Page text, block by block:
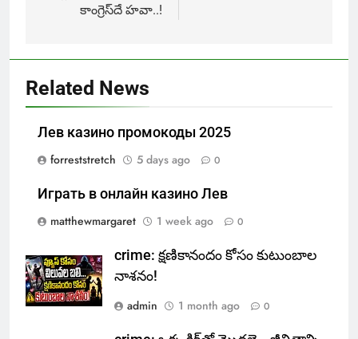
కాంగ్రెస్‌దే హవా..!
Related News
Лев казино промокоды 2025
forreststretch
5 days ago 0
Играть в онлайн казино Лев
matthewmargaret
1 week ago 0
crime: క్షణికానందం కోసం కుటుంబాల
నాశనం!
admin
1 month ago 0